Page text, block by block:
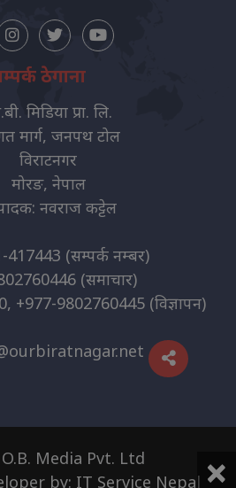
ठेगाना
मिडिया प्रा. लि.
मार्ग, जनपथ टोल
विराटनगर
मोरङ, नेपाल
नवराज कट्टेल
417443 (सम्पर्क नम्बर)
(समाचार)
+977-9802760445 (विज्ञापन)
Media Pvt. Ltd
by: IT Service Nepal ×